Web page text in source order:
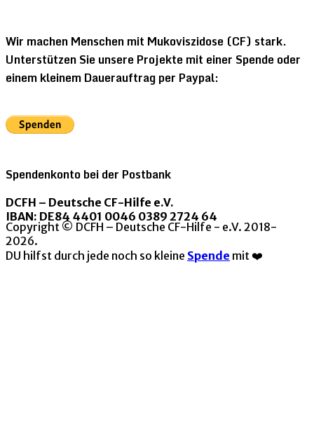
Wir machen Menschen mit Mukoviszidose (CF) stark.
Unterstützen Sie unsere Projekte mit einer Spende oder
einem kleinem Dauerauftrag per Paypal:
Spendenkonto bei der Postbank
DCFH – Deutsche CF-Hilfe e.V.
IBAN: DE84 4401 0046 0389 2724 64
Copyright © DCFH – Deutsche CF-Hilfe - e.V. 2018-
2026.
DU hilfst durch jede noch so kleine Spende mit ❤️